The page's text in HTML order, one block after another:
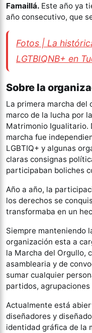
Famaillá. Este año ya
año consecutivo, que
Fotos | La
LGTBIQNB+ en
Sobre la
La primera marcha del
marco de la lucha por
Matrimonio Igualitario.
marcha fue
LGBTIQ+ y algunas
claras consignas
participaban boliches
Año a año, la
los derechos se
transformaba en un
Siempre manteniendo
organización esta a
la Marcha del Orgullo,
asamblearia y de
sumar cualquier
partidos,
Actualmente está
diseñadores y
identidad gráfica de la